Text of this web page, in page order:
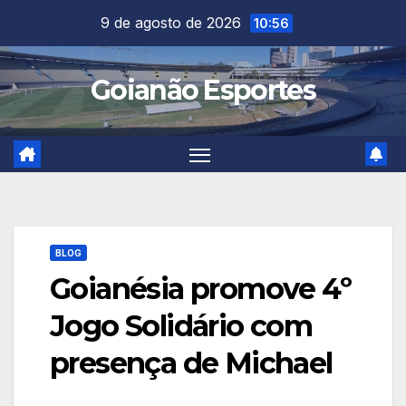
content
9 de agosto de 2026 10:56
Goianão Esportes
BLOG
Goianésia promove 4º
Jogo Solidário com
presença de Michael